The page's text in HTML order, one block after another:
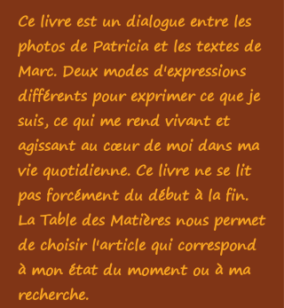
Ce livre est un dialogue entre les
photos de Patricia et les textes de
Marc. Deux modes d'expressions
différents pour exprimer ce que je
suis, ce qui me rend vivant et
agissant au cœur de moi dans ma
vie quotidienne. Ce livre ne se lit
pas forcément du début à la fin.
La Table des Matières nous permet
de choisir l'article qui correspond
à mon état du moment ou à ma
recherche.